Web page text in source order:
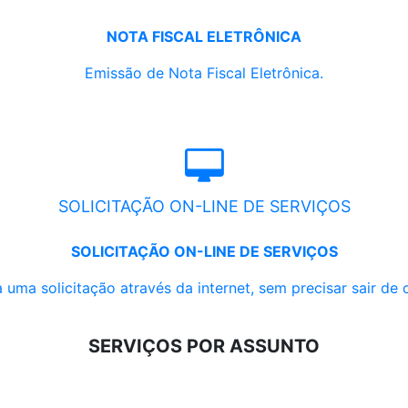
NOTA FISCAL ELETRÔNICA
Emissão de Nota Fiscal Eletrônica.
SOLICITAÇÃO ON-LINE DE SERVIÇOS
SOLICITAÇÃO ON-LINE DE SERVIÇOS
uma solicitação através da internet, sem precisar sair de
SERVIÇOS POR ASSUNTO